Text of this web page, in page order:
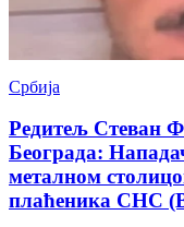
Србија
Редитељ Стеван
Београда:
металном
плаћеника СНС